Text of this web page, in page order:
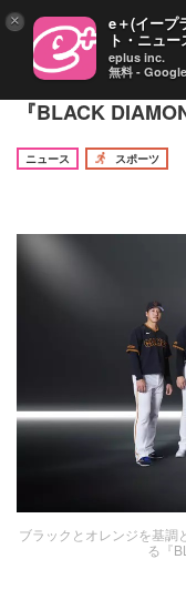
3rdユニホーム配
『BLACK
ニュース
スポーツ
ブラックとオレンジを基調
る『
× e＋(イープ
ト・ニュ
eplus inc.
無料 -